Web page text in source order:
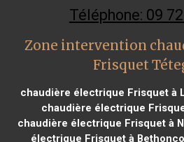
Téléphone: 09
Zone intervention
Frisquet
chaudière électrique Frisquet à
chaudière électrique
chaudière électrique Frisquet à
électrique Frisquet à